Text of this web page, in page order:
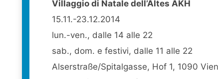
Villaggio di Natale dell’Altes AKH
15.11.-23.12.2014
lun.-ven., dalle 14 alle 22
sab., dom. e festivi, dalle 11 alle 22
Alserstraße/Spitalgasse, Hof 1, 1090